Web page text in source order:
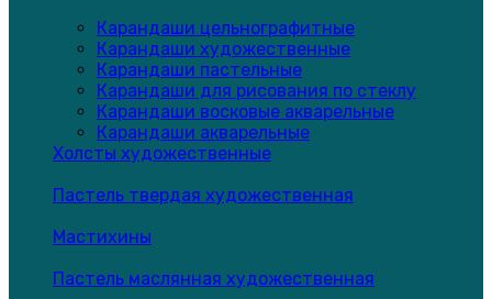
Карандаши цельнографитные
Карандаши художественные
Карандаши пастельные
Карандаши для рисования по стеклу
Карандаши восковые акварельные
Карандаши акварельные
Холсты художественные
Пастель твердая художественная
Мастихины
Пастель маслянная художественная